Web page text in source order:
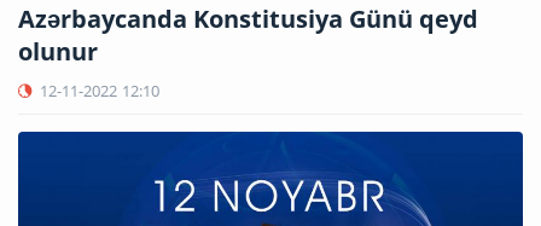
Azərbaycanda Konstitusiya Günü qeyd
olunur
12-11-2022 12:10